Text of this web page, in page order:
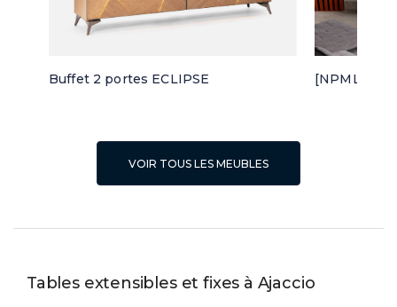
Buffet 2 portes ECLIPSE [NPML]
VOIR TOUS LES MEUBLES
Tables extensibles et fixes à Ajaccio